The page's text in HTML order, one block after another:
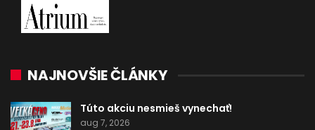
NAJNOVŠIE ČLÁNKY
Túto akciu nesmieš vynechať!
aug 7, 2026